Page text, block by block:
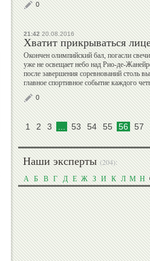
Георгий
Брюсов
Владимир
Гескин
Сергей
Алексеев
Игорь
Горин
Анатолий
Царик
Александр
Душанин
Николай
Спинев
Хасанби
Таов
0
21:4220.08.2016
Хватит прикрываться
Окончен олимпийский бал, погасли
уже не освещает небо над Рио-де-
после завершения соревнований столь
главное спортивное событие каждого
0
1 2 3 53 54 55 56 57
Наши эксперты(204):
А Б В Г Д Е Ж З И К Л М Н